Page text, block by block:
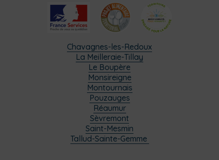
Chavagnes-les-Redoux
La Meilleraie-Tillay
Le Boupère
Monsireigne
Montournais
Pouzauges
Réaumur
Sèvremont
Saint-Mesmin
Tallud-Sainte-Gemme